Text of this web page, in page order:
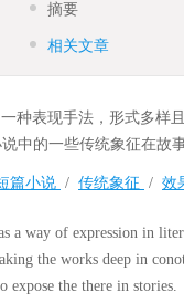
摘要
相关文章
种表现手法，形式多样
中的一些传统象征在故
篇小说 / 传统象征 / 效
a way of expression in
the works deep in
expose the there in stories.